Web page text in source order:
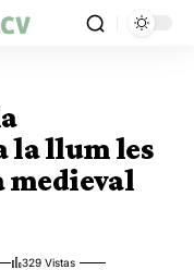
la llum les
medieval
329 Vistas